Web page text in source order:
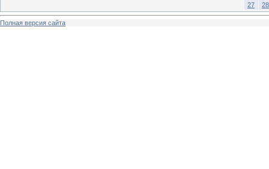
27
28
Полная версия сайта